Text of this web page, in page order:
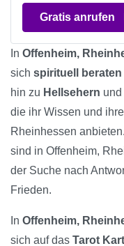
Gratis anrufen
In Offenheim,
sich spirituell beraten
hin zu Hellsehern und
die ihr Wissen und
Rheinhessen
sind in Offenheim,
der Suche nach
Frieden.
In Offenheim,
sich auf das Tarot